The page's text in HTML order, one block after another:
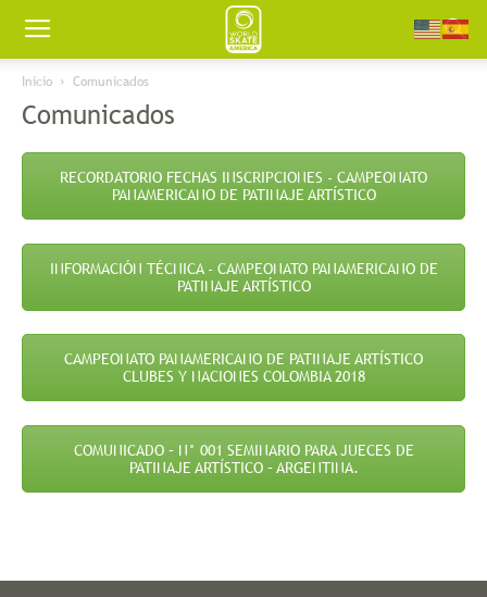
Worldskate
America
Inicio Comunicados
Comunicados
RECORDATORIO FECHAS INSCRIPCIONES - CAMPEONATO
PANAMERICANO DE PATINAJE ARTÍSTICO
INFORMACIÓN TÉCNICA - CAMPEONATO PANAMERICANO DE
PATINAJE ARTÍSTICO
CAMPEONATO PANAMERICANO DE PATINAJE ARTÍSTICO
CLUBES Y NACIONES COLOMBIA 2018
COMUNICADO – N° 001 SEMINARIO PARA JUECES DE
PATINAJE ARTÍSTICO – ARGENTINA.